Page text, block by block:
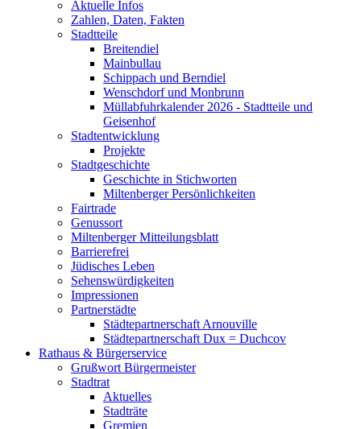
Aktuelle Infos
Zahlen, Daten, Fakten
Stadtteile
Breitendiel
Mainbullau
Schippach und Berndiel
Wenschdorf und Monbrunn
Müllabfuhrkalender 2026 - Stadtteile und
Geisenhof
Stadtentwicklung
Projekte
Stadtgeschichte
Geschichte in Stichworten
Miltenberger Persönlichkeiten
Fairtrade
Genussort
Miltenberger Mitteilungsblatt
Barrierefrei
Jüdisches Leben
Sehenswürdigkeiten
Impressionen
Partnerstädte
Städtepartnerschaft Arnouville
Städtepartnerschaft Dux = Duchcov
Rathaus & Bürgerservice
Grußwort Bürgermeister
Stadtrat
Aktuelles
Stadträte
Gremien